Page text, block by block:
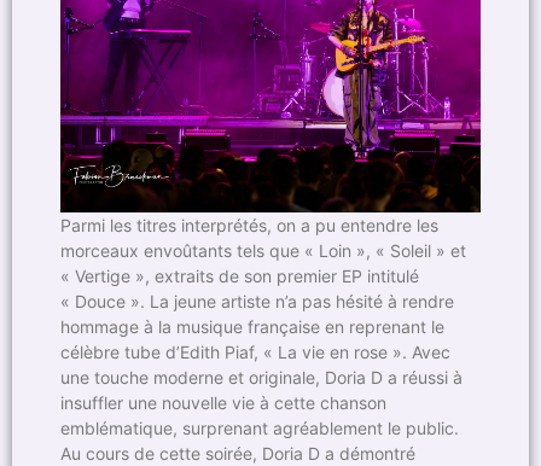
Parmi les titres interprétés, on a pu entendre les
morceaux envoûtants tels que « Loin », « Soleil » et
« Vertige », extraits de son premier EP intitulé
« Douce ». La jeune artiste n’a pas hésité à rendre
hommage à la musique française en reprenant le
célèbre tube d’Edith Piaf, « La vie en rose ». Avec
une touche moderne et originale, Doria D a réussi à
insuffler une nouvelle vie à cette chanson
emblématique, surprenant agréablement le public.
Au cours de cette soirée, Doria D a démontré